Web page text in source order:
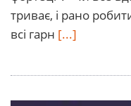
триває, і рано
всі гарн [...]